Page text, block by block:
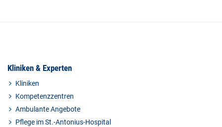
Kliniken & Experten
Kliniken
Kompetenzzentren
Ambulante Angebote
Pflege im St.-Antonius-Hospital